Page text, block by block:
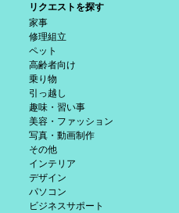
リクエストを探す
家事
修理組立
ペット
高齢者向け
乗り物
引っ越し
趣味・習い事
美容・ファッション
写真・動画制作
その他
インテリア
デザイン
パソコン
ビジネスサポート